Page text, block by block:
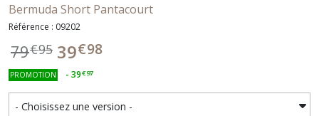
Bermuda Short Pantacourt
Référence : 09202
79€95 39€98
PROMOTION - 39€97